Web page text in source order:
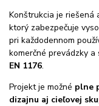
Konštrukcia je riešená
ktorý zabezpečuje
pri každodennom
komerčné prevádzky
EN 1176.
Projekt je možné plne
dizajnu aj cieľovej